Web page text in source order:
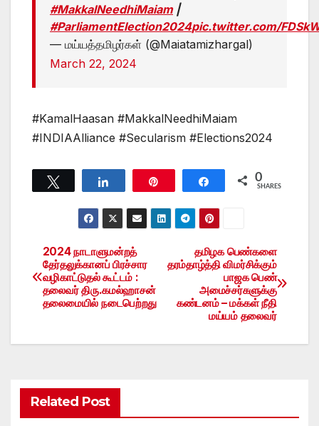
#MakkalNeedhiMaiam|
#ParliamentElection2024pic.twitter.com/
— மய்யத்தமிழர்கள் (@Maiatamizhargal)
March 22, 2024
#KamalHaasan #MakkalNeedhiMaiam
#INDIAAlliance #Secularism #Elections2024
Share 0
SHARES
Post
navigation
தமிழக பெண்களை
தரம்தாழ்த்தி விமர்சிக்கும்
பாஜக பெண்
அமைச்சர்களுக்கு
கண்டனம் – மக்கள் நீதி
மய்யம் தலைவர்
2024 நாடாளுமன்றத்
தேர்தலுக்கானப் பிரச்சார
வழிகாட்டுதல் கூட்டம் :
தலைவர் திரு.கமல்ஹாசன்
தலைமையில் நடைபெற்றது
Related Post